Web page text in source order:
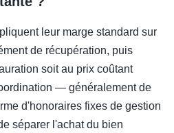
leur marge standard sur
de récupération, puis
soit au prix coûtant
— généralement de
d'honoraires fixes de gestion
séparer l'achat du bien